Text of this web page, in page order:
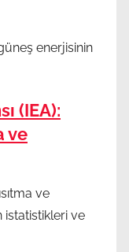
enerjisinin
(IEA):
ve
ve
istatistikleri ve